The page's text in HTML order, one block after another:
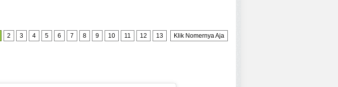
2 3 4 5 6 7 8 9 10 11 12 13 Klik Nomernya Aja